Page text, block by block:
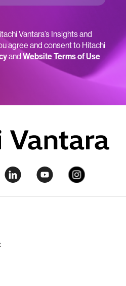
Vantara’s Insights and
agree and consent to Hitachi
and Website Terms of Use